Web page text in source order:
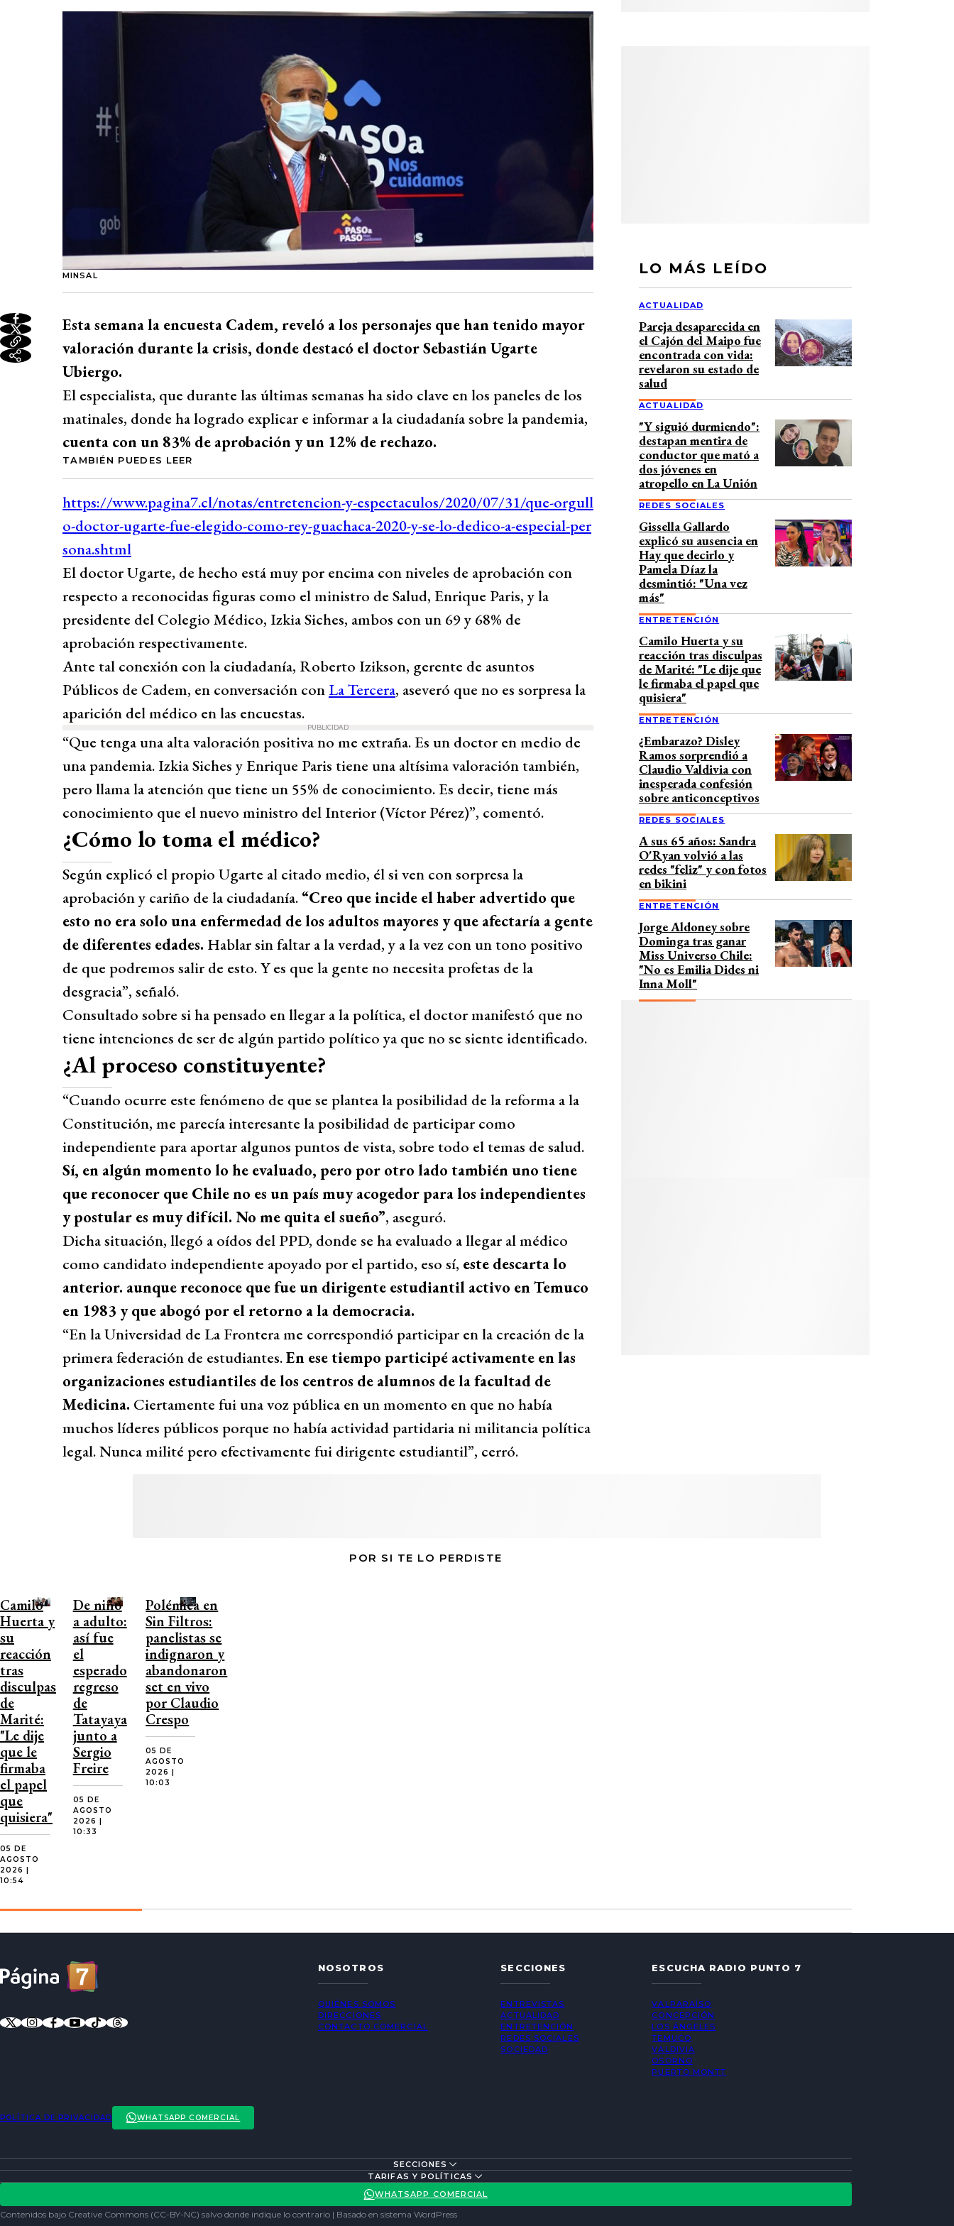
MINSAL
Esta semana la encuesta Cadem, reveló a los personajes que han tenido mayor
valoración durante la crisis, donde destacó el doctor Sebastián Ugarte
Ubiergo.
El especialista, que durante las últimas semanas ha sido clave en los paneles de los
matinales, donde ha logrado explicar e informar a la ciudadanía sobre la pandemia,
cuenta con un 83% de aprobación y un 12% de rechazo.
TAMBIÉN PUEDES LEER
El doctor Ugarte, de hecho está muy por encima con niveles de aprobación con
respecto a reconocidas figuras como el ministro de Salud, Enrique Paris, y la
presidente del Colegio Médico, Izkia Siches, ambos con un 69 y 68% de
aprobación respectivamente.
Ante tal conexión con la ciudadanía, Roberto Izikson, gerente de asuntos
Públicos de Cadem, en conversación con La Tercera, aseveró que no es sorpresa la
aparición del médico en las encuestas.
PUBLICIDAD
“Que tenga una alta valoración positiva no me extraña. Es un doctor en medio de
una pandemia. Izkia Siches y Enrique Paris tiene una altísima valoración también,
pero llama la atención que tiene un 55% de conocimiento. Es decir, tiene más
conocimiento que el nuevo ministro del Interior (Víctor Pérez)”, comentó.
¿Cómo lo toma el médico?
Según explicó el propio Ugarte al citado medio, él si ven con sorpresa la
aprobación y cariño de la ciudadanía. “Creo que incide el haber advertido que
esto no era solo una enfermedad de los adultos mayores y que afectaría a gente
de diferentes edades. Hablar sin faltar a la verdad, y a la vez con un tono positivo
de que podremos salir de esto. Y es que la gente no necesita profetas de la
desgracia”, señaló.
Consultado sobre si ha pensado en llegar a la política, el doctor manifestó que no
tiene intenciones de ser de algún partido político ya que no se siente identificado.
¿Al proceso constituyente?
“Cuando ocurre este fenómeno de que se plantea la posibilidad de la reforma a la
Constitución, me parecía interesante la posibilidad de participar como
independiente para aportar algunos puntos de vista, sobre todo el temas de salud.
Sí, en algún momento lo he evaluado, pero por otro lado también uno tiene
que reconocer que Chile no es un país muy acogedor para los independientes
y postular es muy difícil. No me quita el sueño”, aseguró.
Dicha situación, llegó a oídos del PPD, donde se ha evaluado a llegar al médico
como candidato independiente apoyado por el partido, eso sí, este descarta lo
anterior. aunque reconoce que fue un dirigente estudiantil activo en Temuco
en 1983 y que abogó por el retorno a la democracia.
“En la Universidad de La Frontera me correspondió participar en la creación de la
primera federación de estudiantes.En ese tiempo participé activamente en las
organizaciones estudiantiles de los centros de alumnos de la facultad de
Medicina. Ciertamente fui una voz pública en un momento en que no había
muchos líderes públicos porque no había actividad partidaria ni militancia política
legal. Nunca milité pero efectivamente fui dirigente estudiantil”, cerró.
LO MÁS LEÍDO
ACTUALIDAD
Pareja desaparecida en
el Cajón del Maipo fue
encontrada con vida:
revelaron su estado de
salud
ACTUALIDAD
"Y siguió durmiendo":
destapan mentira de
conductor que mató a
dos jóvenes en
atropello en La Unión
REDES SOCIALES
Gissella Gallardo
explicó su ausencia en
Hay que decirlo y
Pamela Díaz la
desmintió: "Una vez
más"
ENTRETENCIÓN
Camilo Huerta y su
reacción tras disculpas
de Marité: "Le dije que
le firmaba el papel que
quisiera"
ENTRETENCIÓN
¿Embarazo? Disley
Ramos sorprendió a
Claudio Valdivia con
inesperada confesión
sobre anticonceptivos
REDES SOCIALES
A sus 65 años: Sandra
O'Ryan volvió a las
redes "feliz" y con fotos
en bikini
ENTRETENCIÓN
Jorge Aldoney sobre
Dominga tras ganar
Miss Universo Chile:
"No es Emilia Dides ni
Inna Moll"
POR SI TE LO PERDISTE
Camilo
Huerta y
su
reacción
tras
disculpas
de
Marité:
"Le dije
que le
firmaba
el papel
que
quisiera"
05 DE
AGOSTO
2026 |
10:54
De niño
a adulto:
así fue
el
esperado
regreso
de
Tatayaya
junto a
Sergio
Freire
05 DE
AGOSTO
2026 |
10:33
Polémica en
Sin Filtros:
panelistas se
indignaron y
abandonaron
set en vivo
por Claudio
Crespo
05 DE
AGOSTO
2026 |
10:03
NOSOTROS
QUIÉNES SOMOS
DIRECCIONES
CONTACTO COMERCIAL
SECCIONES
ENTREVISTAS
ACTUALIDAD
ENTRETENCIÓN
REDES SOCIALES
SOCIEDAD
ESCUCHA RADIO PUNTO 7
VALPARAÍSO
CONCEPCIÓN
LOS ÁNGELES
TEMUCO
VALDIVIA
OSORNO
PUERTO MONTT
POLÍTICA DE PRIVACIDAD WHATSAPP COMERCIAL
SECCIONES
ACTUALIDAD
REDES SOCIALES
SOCIEDAD
TARIFAS Y POLÍTICAS
POLÍTICA DE PRIVACIDAD
WHATSAPP COMERCIAL
Contenidos bajo Creative Commons (CC-BY-NC) salvo donde indique lo contrario | Basado en sistema WordPress